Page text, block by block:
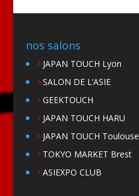
nos salons
JAPAN TOUCH Lyon
SALON DE L’ASIE
GEEKTOUCH
JAPAN TOUCH HARU
JAPAN TOUCH Toulouse
TOKYO MARKET Brest
ASIEXPO CLUB